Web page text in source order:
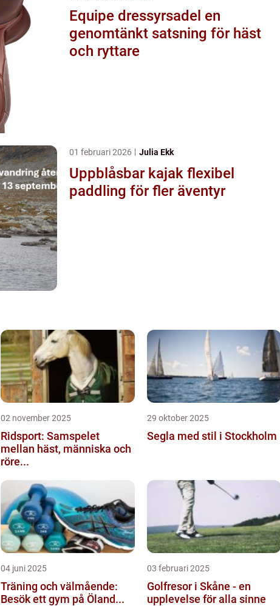
Equipe dressyrsadel en
genomtänkt satsning för häst
och ryttare
01 februari 2026 Julia Ekk
Uppblåsbar kajak flexibel
paddling för fler äventyr
02 november 2025
Ridsport: Samspelet
mellan häst, människa och
röre...
29 oktober 2025
Segla med stil i Stockholm
04 juni 2025
Träning och välmående:
Besök ett gym på Öland...
03 februari 2025
Golfresor i Skåne - en
upplevelse för alla sinne